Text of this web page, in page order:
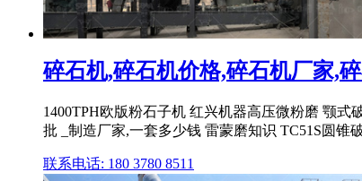
碎石机,碎石机价格,碎石机厂家,
1400TPH欧版粉石子机 红兴机器高压微粉磨 颚
批 _制造厂家,一套多少钱 雷蒙磨知识 TC51S圆锥
联系电话: 180 3780 8511